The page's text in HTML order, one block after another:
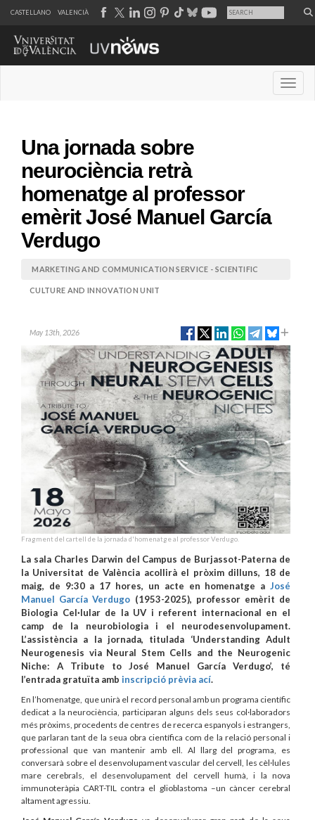
CASTELLANO VALENCIÀ
Una jornada sobre
neurociència retrà
homenatge al professor
emèrit José Manuel García
Verdugo
MARKETING AND COMMUNICATION SERVICE - SCIENTIFIC
CULTURE AND INNOVATION UNIT
May 13th, 2026
Fragment del cartell de la jornada d'homenatge al professor Verdugo.
La sala Charles Darwin del Campus de Burjassot-Paterna de
la Universitat de València acollirà el pròxim dilluns, 18 de
maig, de 9:30 a 17 hores, un acte en homenatge a José
Manuel García Verdugo (1953-2025), professor emèrit de
Biologia Cel·lular de la UV i referent internacional en el
camp de la neurobiologia i el neurodesenvolupament.
L’assistència a la jornada, titulada ‘Understanding Adult
Neurogenesis via Neural Stem Cells and the Neurogenic
Niche: A Tribute to José Manuel García Verdugo’, té
l’entrada gratuïta amb inscripció prèvia ací.
En l’homenatge, que unirà el record personal amb un programa científic
dedicat a la neurociència, participaran alguns dels seus col·laboradors
més pròxims, procedents de centres de recerca espanyols i estrangers,
que parlaran tant de la seua obra científica com de la relació personal i
professional que van mantenir amb ell. Al llarg del programa, es
conversarà sobre el desenvolupament vascular del cervell, les cèl·lules
mare cerebrals, el desenvolupament del cervell humà, i la nova
immunoteràpia CART-TIL contra el glioblastoma –un càncer cerebral
altament agressiu.